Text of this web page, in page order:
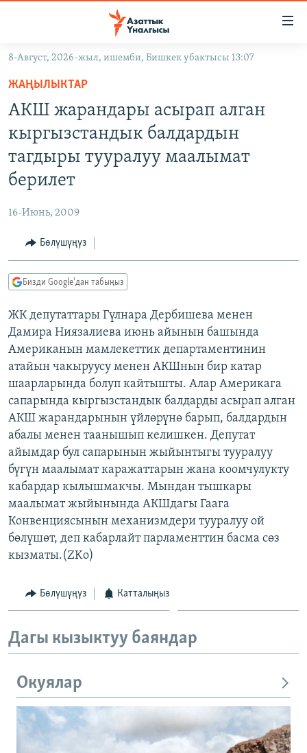
Навигацияга
өтүңүз
Издөөгө
салыңызКЫРГЫЗСТАН
УКРАИНА
АТАЙЫН ИЛИКТӨӨ
ЭКСПЕРТТЕР ТАЛДАЙТ
БИЗ ЖАНА ДҮЙНӨ
ЭЖЕ-СИҢДИЛЕР
АЗАТТЫК+
ЫҢГАЙСЫЗ СУРООЛОР
ПОДКАСТ
ӨЗГӨЧӨ ПИКИР
Русский
ОНЛАЙН ШЕРИНЕ
ЭЕ/АРнун бардык сайттары
8-Август, 2026-жыл, ишемби, Бишкек убактысы 13:07
ЖАҢЫЛЫКТАР
АКШ жарандары асырап алган
кыргызстандык балдардын
тагдыры тууралуу маалымат
берилет
16-Июнь, 2009
Бөлүшүңүз
Бизди Google'дан табыңыз
ЖК депутаттары Гүлнара Дербишева менен
Дамира Ниязалиева июнь айынын башында
Американын мамлекеттик департаментинин
атайын чакыруусу менен АКШнын бир катар
шаарларында болуп кайтышты. Алар Америкага
сапарында кыргызстандык балдарды асырап алган
АКШ жарандарынын үйлөрүнө барып, балдардын
абалы менен таанышып келишкен. Депутат
айымдар бул сапарынын жыйынтыгы тууралуу
бүгүн маалымат каражаттарын жана коомчулукту
кабардар кылышмакчы. Мындан тышкары
маалымат жыйынында АКШдагы Гаага
Конвенциясынын механизмдери тууралуу ой
бөлүшөт, деп кабарлайт парламенттин басма сөз
кызматы.(ZKo)
Бөлүшүңүз Катталыңыз
Дагы кызыктуу баяндар
Окуялар